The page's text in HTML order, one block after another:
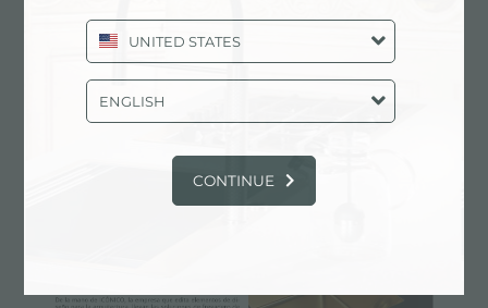
UNITED STATES
ENGLISH
CONTINUE